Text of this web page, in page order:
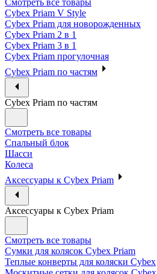
Cybex Priam V Style
Cybex Priam для новорожденных
Cybex Priam 2 в 1
Cybex Priam 3 в 1
Cybex Priam прогулочная
Cybex Priam по частям
Cybex Priam по частям
Смотреть все товары
Спальный блок
Шасси
Колеса
Аксессуары к Cybex Priam
Аксессуары к Cybex Priam
Смотреть все товары
Сумки для колясок Cybex Priam
Теплые конверты для коляски Cybex